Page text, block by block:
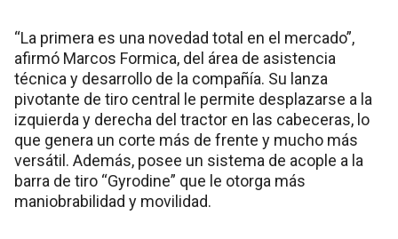
“La primera es una novedad total en el mercado”,
afirmó Marcos Formica, del área de asistencia
técnica y desarrollo de la compañía. Su lanza
pivotante de tiro central le permite desplazarse a la
izquierda y derecha del tractor en las cabeceras, lo
que genera un corte más de frente y mucho más
versátil. Además, posee un sistema de acople a la
barra de tiro “Gyrodine” que le otorga más
maniobrabilidad y movilidad.